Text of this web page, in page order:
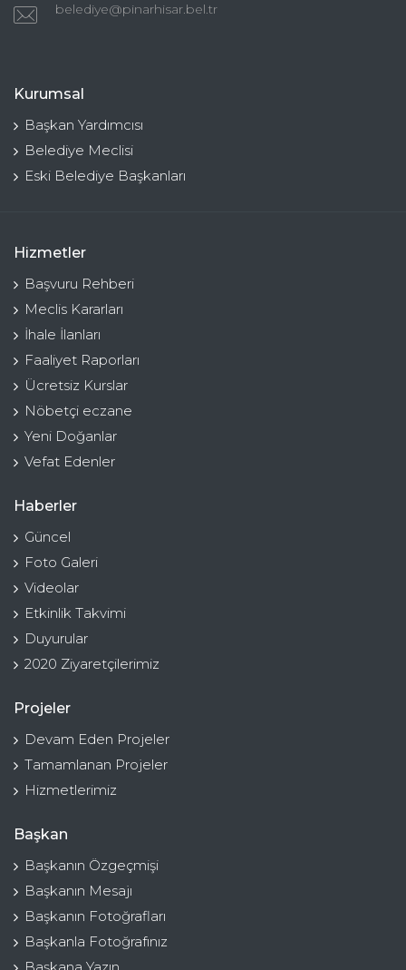
belediye@pinarhisar.bel.tr
Kurumsal
Başkan Yardımcısı
Belediye Meclisi
Eski Belediye Başkanları
Hizmetler
Başvuru Rehberi
Meclis Kararları
İhale İlanları
Faaliyet Raporları
Ücretsiz Kurslar
Nöbetçi eczane
Yeni Doğanlar
Vefat Edenler
Haberler
Güncel
Foto Galeri
Videolar
Etkinlik Takvimi
Duyurular
2020 Ziyaretçilerimiz
Projeler
Devam Eden Projeler
Tamamlanan Projeler
Hizmetlerimiz
Başkan
Başkanın Özgeçmişi
Başkanın Mesajı
Başkanın Fotoğrafları
Başkanla Fotoğrafınız